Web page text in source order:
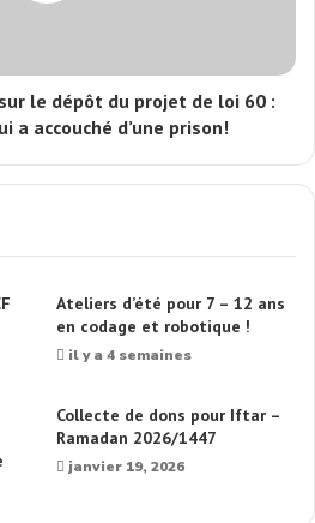
sur le dépôt du projet de loi 60 :
a accouché d’une prison!
Ateliers d’été pour 7 – 12 ans
en codage et robotique !
il y a 4 semaines
Collecte de dons pour Iftar –
Ramadan 2026/1447
janvier 19, 2026